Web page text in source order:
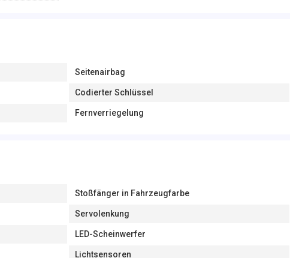
Seitenairbag
Codierter Schlüssel
Fernverriegelung
Stoßfänger in Fahrzeugfarbe
Servolenkung
LED-Scheinwerfer
Lichtsensoren